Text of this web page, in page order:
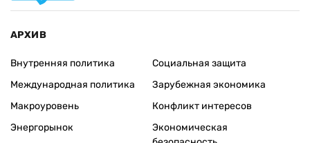
АРХИВ
Внутренняя политика
Международная политика
Макроуровень
Энергорынок
Социальная защита
Зарубежная экономика
Конфликт интересов
Экономическая